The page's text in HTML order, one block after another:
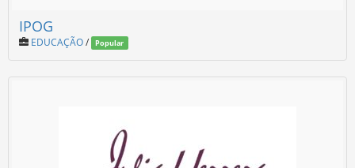
IPOG
EDUCAÇÃO/ Popular